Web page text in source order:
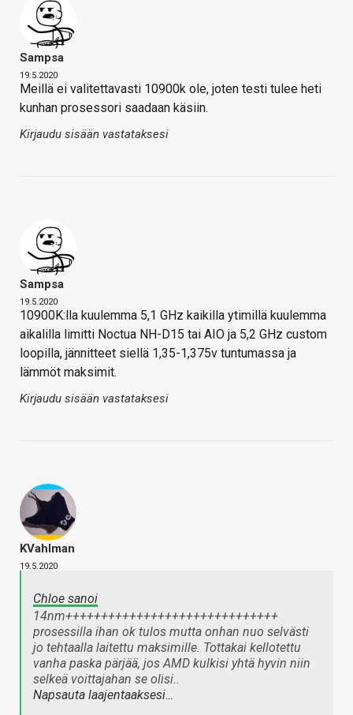
Sampsa
19.5.2020
Meillä ei valitettavasti 10900k ole, joten testi tulee heti
kunhan prosessori saadaan käsiin.
Kirjaudu sisään vastataksesi
Sampsa
19.5.2020
10900K:lla kuulemma 5,1 GHz kaikilla ytimillä kuulemma
aikalilla limitti Noctua NH-D15 tai AIO ja 5,2 GHz custom
loopilla, jännitteet siellä 1,35-1,375v tuntumassa ja
lämmöt maksimit.
Kirjaudu sisään vastataksesi
KVahlman
19.5.2020
Chloe sanoi
14nm++++++++++++++++++++++++++++++
prosessilla ihan ok tulos mutta onhan nuo selvästi
jo tehtaalla laitettu maksimille. Tottakai kellotettu
vanha paska pärjää, jos AMD kulkisi yhtä hyvin niin
selkeä voittajahan se olisi..
Napsauta laajentaaksesi…